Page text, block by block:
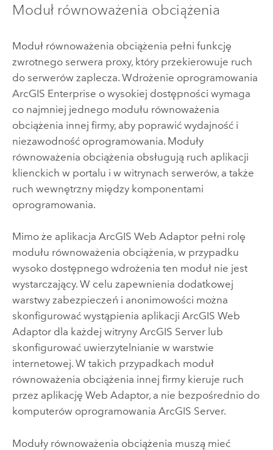
Moduł równoważenia obciążenia
Moduł równoważenia obciążenia pełni funkcję
zwrotnego serwera proxy, który przekierowuje ruch
do serwerów zaplecza. Wdrożenie oprogramowania
ArcGIS Enterprise o wysokiej dostępności wymaga
co najmniej jednego modułu równoważenia
obciążenia innej firmy, aby poprawić wydajność i
niezawodność oprogramowania. Moduły
równoważenia obciążenia obsługują ruch aplikacji
klienckich w portalu i w witrynach serwerów, a także
ruch wewnętrzny między komponentami
oprogramowania.
Mimo że aplikacja ArcGIS Web Adaptorpełni rolę
modułu równoważenia obciążenia, w przypadku
wysoko dostępnego wdrożenia ten moduł nie jest
wystarczający. W celu zapewnienia dodatkowej
warstwy zabezpieczeń i anonimowości można
skonfigurować wystąpienia aplikacji ArcGIS Web
Adaptordla każdej witryny ArcGIS Serverlub
skonfigurować uwierzytelnianie w warstwie
internetowej. W takich przypadkach moduł
równoważenia obciążenia innej firmy kieruje ruch
przez aplikację Web Adaptor, a nie bezpośrednio do
komputerów oprogramowania ArcGIS Server.
Moduły równoważenia obciążenia muszą mieć